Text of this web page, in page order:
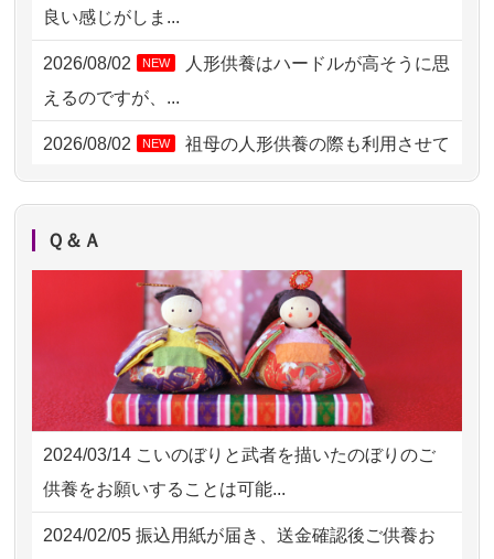
2026/08/02 06:46 相模原の方からお申込み
2026/08/01 19:28
2026/08/01 17:10 東京都の方からお申込み
2026/08/01 11:07 さいたの方からお申込み
2026/07/31 17:28
2026/07/31 12:32 東京都の方からお申込み
2026/07/31 10:29 京都市の方からお申込み
2026/07/31 08:41 埼玉県の方からお申込み
2026/07/30 22:27 墨田区の方からお申込み
2026/07/30 17:02 神奈川の方からお申込み
2026/07/30 15:59 神奈川の方からお申込み
良い感じがしま...
2026/08/02 NEW
人形供養はハードルが高そうに思
えるのですが、...
2026/08/02 NEW
祖母の人形供養の際も利用させて
いただき安心感がある
供養の内容（料金や送り方等）がとて
も丁寧に説...
2026/07/18つい先日も利用させていただきまし
た。 手続...
2026/07/18 大切にしていたお人形をきちんと供養
してくださ...
2026/07/15 子供の頃から可愛がってきた七段飾り
Ｑ＆Ａ
2024/03/14 こいのぼりと武者を描いたのぼりのご
供養をお願いすることは可能...
2024/02/05 振込用紙が届き、送金確認後ご供養お